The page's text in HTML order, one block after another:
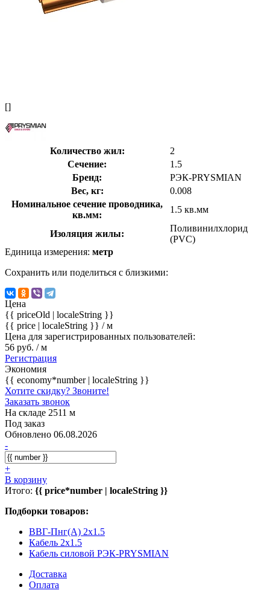
[]
Количество жил:
2
Сечение:
1.5
Бренд:
РЭК-PRYSMIAN
Вес, кг:
0.008
Номинальное сечение проводника,
кв.мм:
1.5 кв.мм
Изоляция жилы:
Поливинилхлорид
(PVC)
Единица измерения: метр
Сохранить или поделиться с близкими:
Цена
{{ priceOld | localeString }}
{{ price | localeString }} / м
Цена для зарегистрированных пользователей:
56 руб. / м
Регистрация
Экономия
{{ economy*number | localeString }}
Хотите скидку? Звоните!
Заказать звонок
На складе 2511 м
Под заказ
Обновлено 06.08.2026
-
+
В корзину
Итого: {{ price*number | localeString }}
Подборки товаров:
ВВГ-Пнг(A) 2x1.5
Кабель 2x1.5
Кабель силовой РЭК-PRYSMIAN
Доставка
Оплата